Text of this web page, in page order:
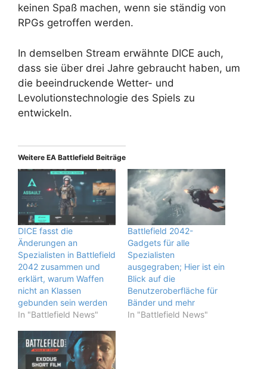
keinen Spaß machen, wenn sie ständig von
RPGs getroffen werden.
In demselben Stream erwähnte DICE auch,
dass sie über drei Jahre gebraucht haben, um
die beeindruckende Wetter- und
Levolutionstechnologie des Spiels zu
entwickeln.
Weitere EA Battlefield Beiträge
DICE fasst die
Änderungen an
Spezialisten in Battlefield
2042 zusammen und
erklärt, warum Waffen
nicht an Klassen
gebunden sein werden
In "Battlefield News"
Battlefield 2042-
Gadgets für alle
Spezialisten
ausgegraben; Hier ist ein
Blick auf die
Benutzeroberfläche für
Bänder und mehr
In "Battlefield News"